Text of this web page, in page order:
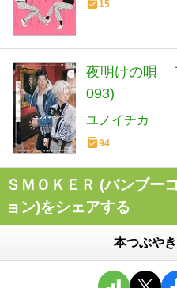
15
夜明けの唄
093)
ユノイチカ
94
ＳＭＯＫＥＲ (バンブ
ョン)をシェアする
本つぶや